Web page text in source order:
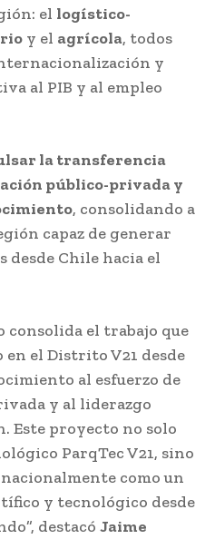
el logístico-
y el agrícola, todos
y
al PIB y al empleo
la transferencia
público-privada y
, consolidando a
capaz de generar
desde Chile hacia el
consolida el trabajo que
el Distrito V21 desde
al esfuerzo de
y al liderazgo
Este proyecto no solo
ParqTec V21, sino
como un
y tecnológico desde
destacó Jaime